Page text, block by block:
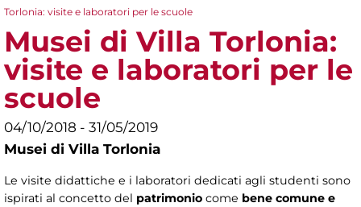
You are here
Torlonia: visite e laboratori per le scuole
Musei di Villa Torlonia:
visite e laboratori per le
scuole
04/10/2018 - 31/05/2019
Musei di Villa Torlonia
Le visite didattiche e i laboratori dedicati agli studenti sono
ispirati al concetto del patrimonio come bene comune e